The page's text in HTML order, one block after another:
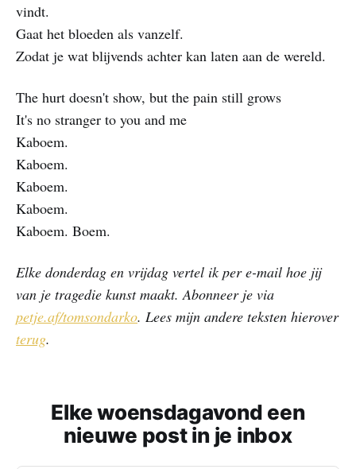
vindt.
Gaat het bloeden als vanzelf.
Zodat je wat blijvends achter kan laten aan de wereld.
The hurt doesn't show, but the pain still grows
It's no stranger to you and me
Kaboem.
Kaboem.
Kaboem.
Kaboem.
Kaboem. Boem.
Elke donderdag en vrijdag vertel ik per e-mail hoe jij
van je tragedie kunst maakt. Abonneer je via
petje.af/tomsondarko. Lees mijn andere teksten hierover
terug.
Elke woensdagavond een
nieuwe post in je inbox